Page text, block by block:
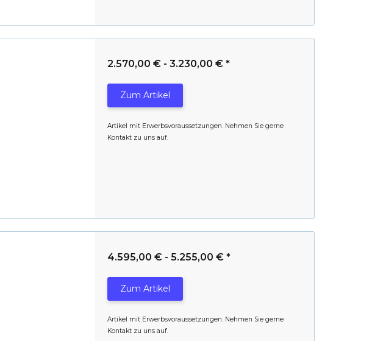
2.570,00 € - 3.230,00 € *
Zum Artikel
Artikel mit Erwerbsvoraussetzungen. Nehmen Sie gerne
Kontakt zu uns auf.
4.595,00 € - 5.255,00 € *
Zum Artikel
Artikel mit Erwerbsvoraussetzungen. Nehmen Sie gerne
Kontakt zu uns auf.